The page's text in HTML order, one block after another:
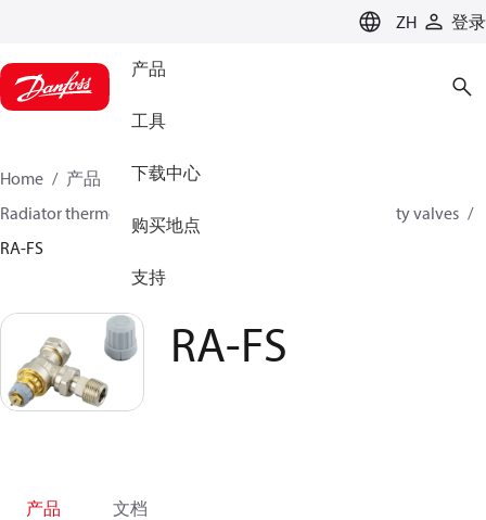
ZH 登录
产品
工具
下载中心
购买地点
支持
Home 产品
氣候方案事業部供熱業務
Radiator thermostats
Radiator valves
Fixed capacity valves
RA-FS
RA-FS
产品 文档